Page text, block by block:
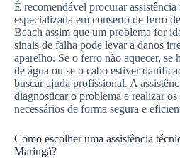
É recomendável procurar assistência
especializada em conserto de ferro
Beach assim que um problema for
sinais de falha pode levar a danos
aparelho. Se o ferro não aquecer, se
de água ou se o cabo estiver
buscar ajuda profissional. A
diagnosticar o problema e realizar os
necessários de forma segura e
Como escolher uma assistência
Maringá?